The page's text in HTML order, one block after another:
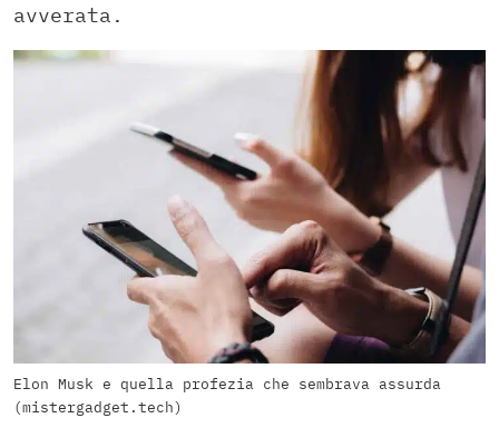
avverata.
Elon Musk e quella profezia che sembrava assurda
(mistergadget.tech)